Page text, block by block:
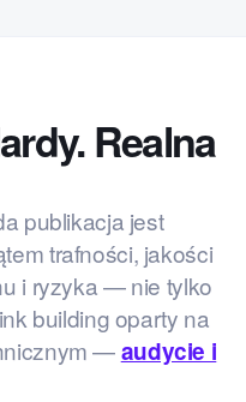
Realna
publikacja jest
trafności, jakości
i ryzyka — nie tylko
building oparty na
—audycie i